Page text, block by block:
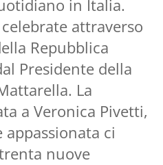
in Italia.
attraverso
Repubblica
Presidente della
La
a Veronica Pivetti,
appassionata ci
nuove